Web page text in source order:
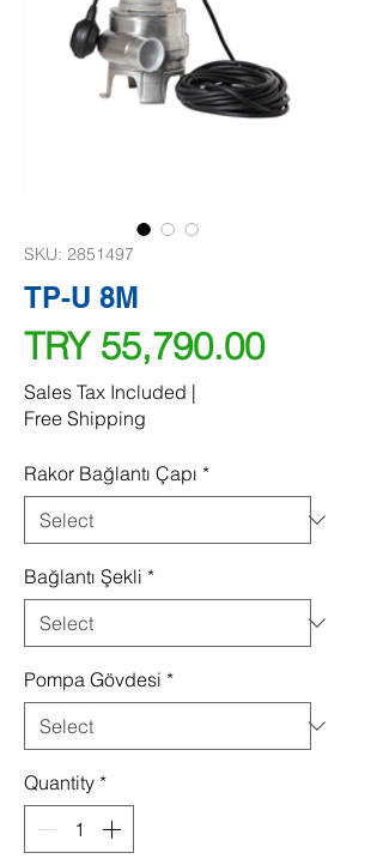
SKU: 2851497
TP-U 8M
TRY 55,790.00Price
Sales Tax Included |
Free Shipping
Rakor Bağlantı Çapı *
Bağlantı Şekli *
Pompa Gövdesi *
Quantity *